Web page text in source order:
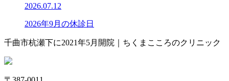
2026.07.12
2026年9月の休診日
千曲市杭瀬下に2021年5月開院｜ちくまこころのクリニック